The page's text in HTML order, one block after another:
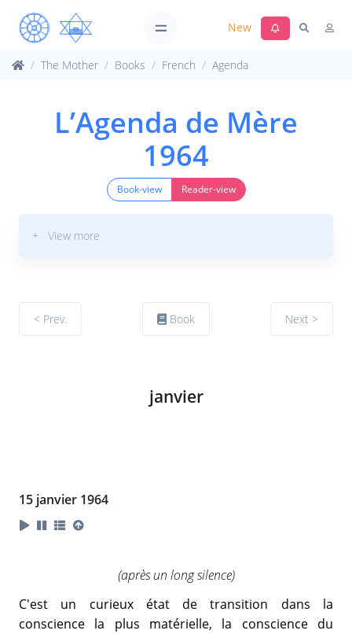
New
The Mother Books French Agenda
L’Agenda de Mère
1964
Book-view Reader-view
+ View more
< Prev. Book Next >
janvier
15 janvier 1964
(après un long silence)
C'est un curieux état de transition dans la
conscience la plus matérielle, la conscience du